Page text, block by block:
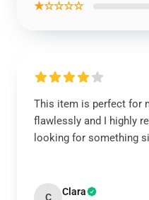
★☆☆☆☆
This item is perfect for
flawlessly and I highly
looking for something
C Clara